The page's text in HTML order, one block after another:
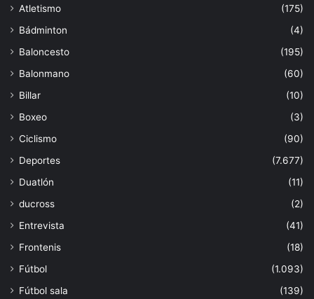
Atletismo
(175)
Bádminton
(4)
Baloncesto
(195)
Balonmano
(60)
Billar
(10)
Boxeo
(3)
Ciclismo
(90)
Deportes
(7.677)
Duatlón
(11)
ducross
(2)
Entrevista
(41)
Frontenis
(18)
Fútbol
(1.093)
Fútbol sala
(139)